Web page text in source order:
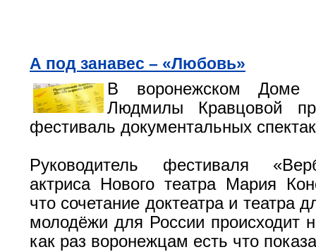
А под занавес – «Любовь»
В воронежском Доме
Людмилы Кравцовой
фестиваль документальных
Руководитель фестиваля
актриса Нового театра Мария
что сочетание доктеатра и театра
молодёжи для России происходит
как раз воронежцам есть что